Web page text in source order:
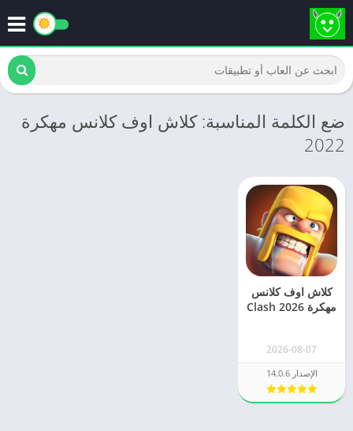
ضع الكلمة المناسبة: كلاش اوف كلانس مهكرة
2022
كلاش اوف كلانس
مهكرة 2026 Clash
2026-08-07
الإصدار 14.0.6